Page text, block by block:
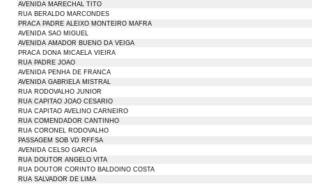
AVENIDA MARECHAL TITO
RUA BERALDO MARCONDES
PRACA PADRE ALEIXO MONTEIRO MAFRA
AVENIDA SAO MIGUEL
AVENIDA AMADOR BUENO DA VEIGA
PRACA DONA MICAELA VIEIRA
RUA PADRE JOAO
AVENIDA PENHA DE FRANCA
AVENIDA GABRIELA MISTRAL
RUA RODOVALHO JUNIOR
RUA CAPITAO JOAO CESARIO
RUA CAPITAO AVELINO CARNEIRO
RUA COMENDADOR CANTINHO
RUA CORONEL RODOVALHO
PASSAGEM SOB VD RFFSA
AVENIDA CELSO GARCIA
RUA DOUTOR ANGELO VITA
RUA DOUTOR CORINTO BALDOINO COSTA
RUA SALVADOR DE LIMA